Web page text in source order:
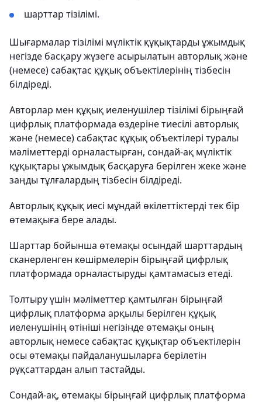
шарттар тізілімі.
Шығармалар тізілімі мүліктік құқықтарды ұжымдық
негізде басқару жүзеге асырылатын авторлық және
(немесе) сабақтас құқық объектілерінің тізбесін
білдіреді.
Авторлар мен құқық иеленушілер тізілімі бірыңғай
цифрлық платформада өздеріне тиесілі авторлық
және (немесе) сабақтас құқық объектілері туралы
мәліметтерді орналастырған, сондай-ақ мүліктік
құқықтары ұжымдық басқаруға берілген жеке және
заңды тұлғалардың тізбесін білдіреді.
Авторлық құқық иесі мұндай өкілеттіктерді тек бір
өтемақыға бере алады.
Шарттар бойынша өтемақы осындай шарттардың
сканерленген көшірмелерін бірыңғай цифрлық
платформада орналастыруды қамтамасыз етеді.
Толтыру үшін мәліметтер қамтылған бірыңғай
цифрлық платформа арқылы берілген құқық
иеленушінің өтініші негізінде өтемақы оның
авторлық немесе сабақтас құқықтар объектілерін
осы өтемақы пайдаланушыларға берілетін
рұқсаттардан алып тастайды.
Сондай-ақ, өтемақы бірыңғай цифрлық платформа